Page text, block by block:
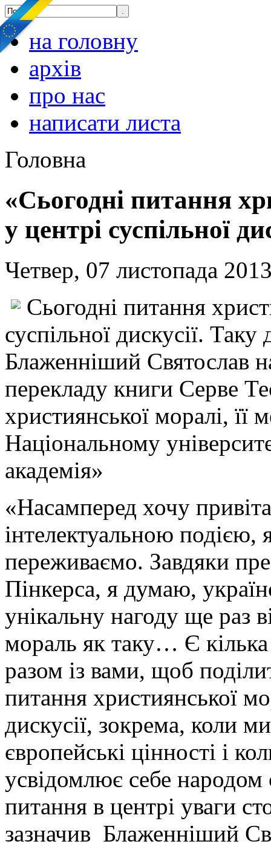
на головну
архів
про нас
написати листа
Головна
«Сьогодні питання
у центрі суспільної
Четвер, 07 листопада
Сьогодні питання
суспільної дискусії.
Блаженніший Святослав
перекладу книги Серве
християнської моралі, її
Національному
академія»
«Насамперед хочу
інтелектуальною подією,
переживаємо. Завдяки
Пінкерса, я думаю,
унікальну нагоду ще раз
мораль як таку… Є
разом із вами, щоб
питання християнської
дискусії, зокрема, коли
європейські цінності і
усвідомлює себе
питання в центрі уваги
зазначив Блаженніший